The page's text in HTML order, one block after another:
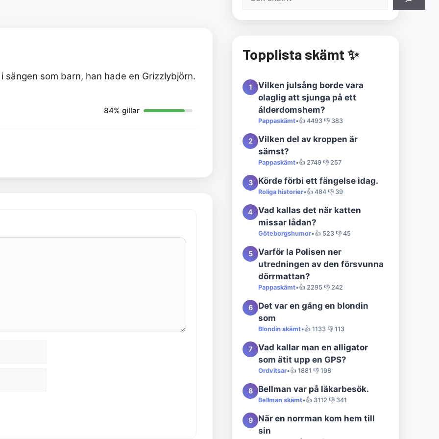
som barn, han hade en Grizzlybjörn.
84% gillar
Topplista skämt ✨
1
Vilken julsång borde vara
olaglig att sjunga på ett
ålderdomshem?
Pappaskämt•👍 4493 👎 383
2
Vilken del av kroppen är
sämst?
Pappaskämt•👍 2749 👎 257
3 Körde förbi ett fängelse idag.
Roliga historier•👍 484 👎 39
4
Vad kallas det när katten
missar lådan?
Göteborgshumor•👍 523 👎 45
5
Varför la Polisen ner
utredningen av den försvunna
dörrmattan?
Pappaskämt•👍 2295 👎 242
6
Det var en gång en blondin
som
Blondin skämt•👍 1133 👎 113
7
Vad kallar man en alligator
som ätit upp en GPS?
Ordvitsar•👍 1881 👎 198
8 Bellman var på läkarbesök.
Bellman skämt•👍 3112 👎 341
9
När en norrman kom hem till
sin